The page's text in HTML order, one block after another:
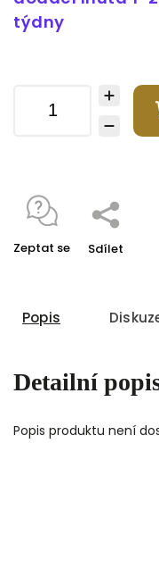
týdny
Zeptat se Sdílet
Popis
Detailní
Popis produktu není